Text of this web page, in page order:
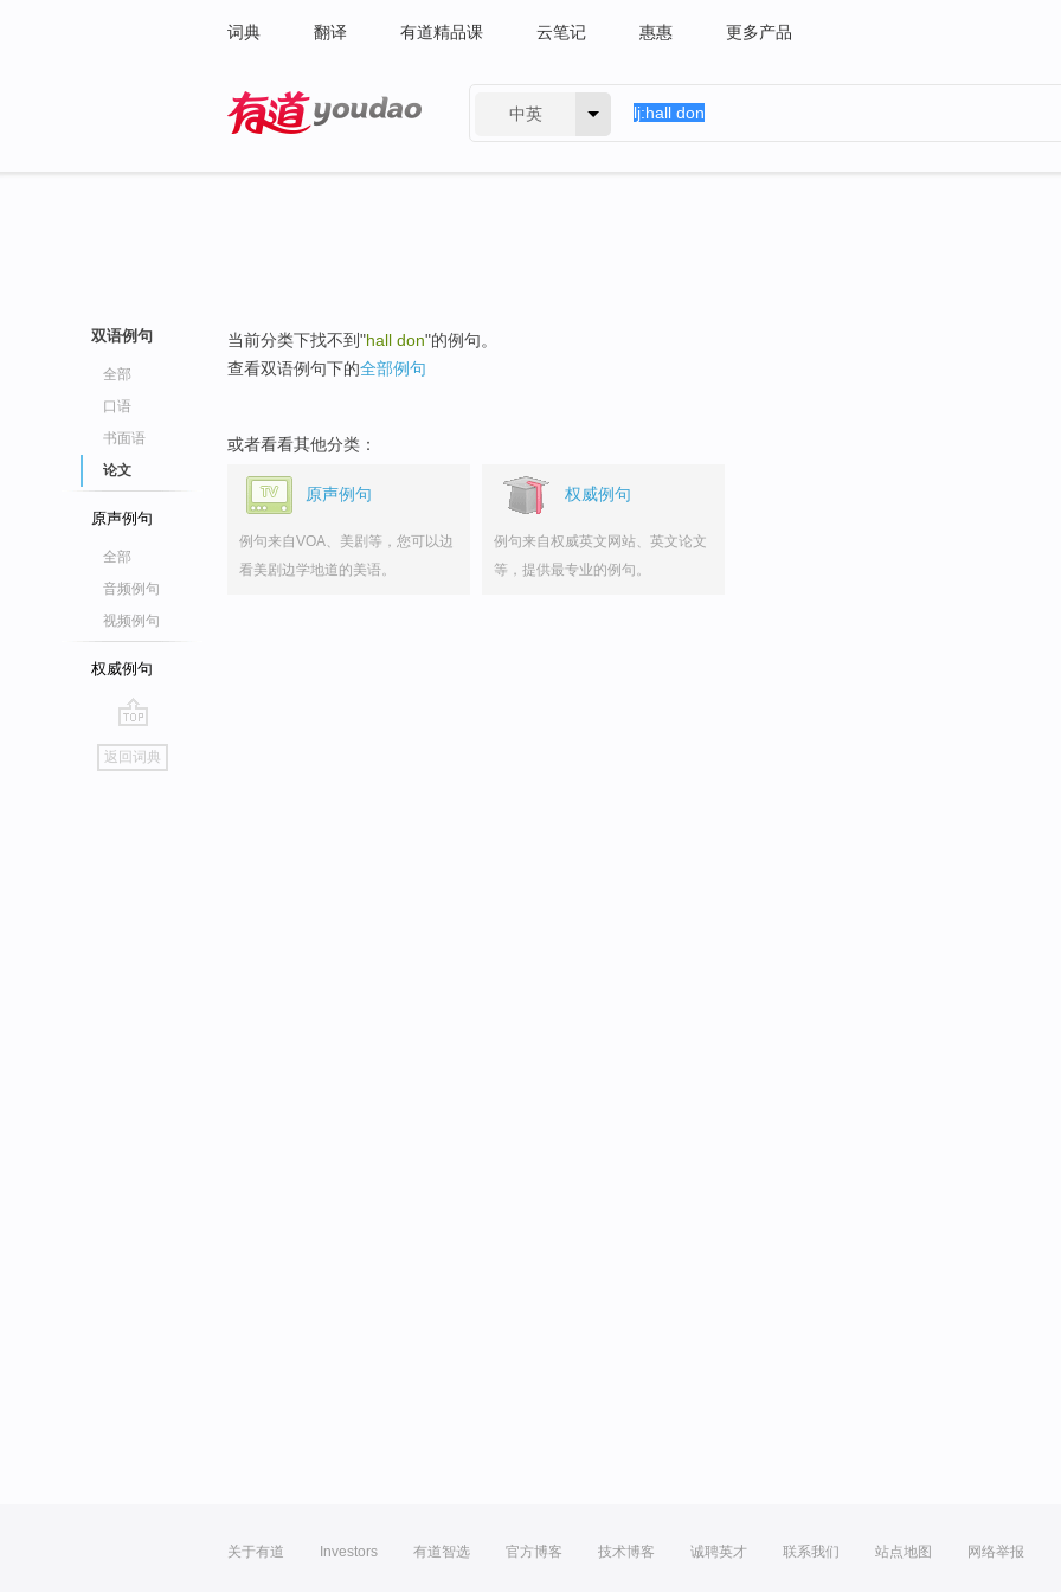
词典 翻译 有道精品课 云笔记 惠惠 更多产品
中英
双语例句
全部
口语
书面语
论文
原声例句
全部
音频例句
视频例句
权威例句
go
top
返回词典
当前分类下找不到"hall don"的例句。
查看双语例句下的全部例句
或者看看其他分类：
原声例句
例句来自VOA、美剧等，您可以边
看美剧边学地道的美语。
权威例句
例句来自权威英文网站、英文论文
等，提供最专业的例句。
关于有道 Investors 有道智选 官方博客 技术博客 诚聘英才 联系我们 站点地图 网络举报